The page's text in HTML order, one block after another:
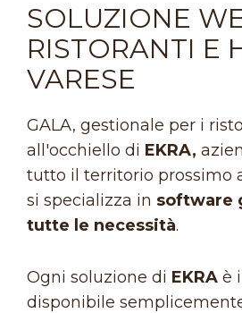
SOLUZIONE
RISTORANTI E
VARESE
GALA, gestionale per i
all'occhiello di EKRA,
tutto il territorio prossimo
si specializza in software
tutte le necessità.
Ogni soluzione di EKRA è
disponibile